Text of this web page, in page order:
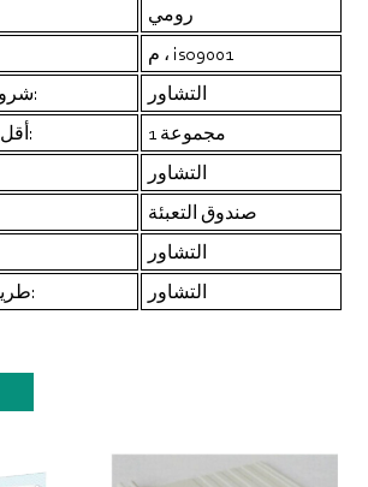
رومي
م ، iso9001
شروط الدفع والتسليم:
التشاور
أقل كمية ممكن طلبها:
1 مجموعة
التشاور
صندوق التعبئة
التشاور
طريقة الدفع او السداد:
التشاور